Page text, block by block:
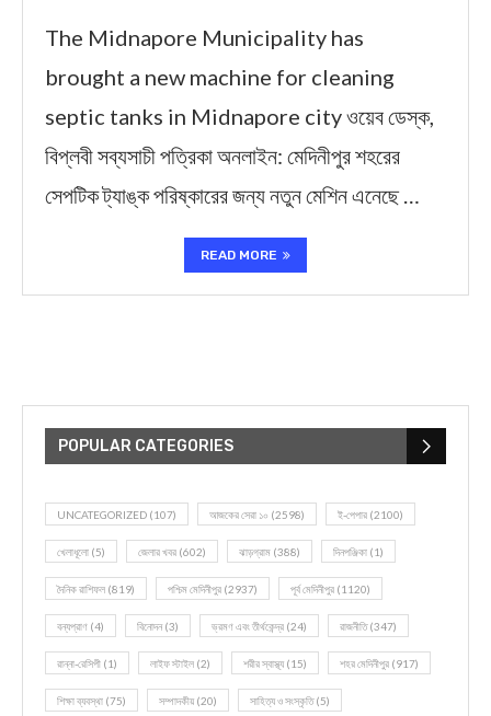
The Midnapore Municipality has
brought a new machine for cleaning
septic tanks in Midnapore city ওয়েব ডেস্ক,
বিপ্লবী সব্যসাচী পত্রিকা অনলাইন: মেদিনীপুর শহরের
সেপটিক ট্যাঙ্ক পরিষ্কারের জন্য নতুন মেশিন এনেছে …
READ MORE
POPULAR CATEGORIES
UNCATEGORIZED (107) আজকের সেরা ১০ (2598) ই-পেপার (2100)
খেলাধূলো (5) জেলার খবর (602) ঝাড়গ্রাম (388) দিনপঞ্জিকা (1)
দৈনিক রাশিফল (819) পশ্চিম মেদিনীপুর (2937) পূর্ব মেদিনীপুর (1120)
বন্যপ্রাণ (4) বিনোদন(3) ভ্রমণ এবং তীর্থকেন্দ্র (24) রাজনীতি(347)
রান্না-রেসিপী (1) লাইফ স্টাইল (2) শরীর স্বাস্থ্য (15) শহর মেদিনীপুর (917)
শিক্ষা ব্যবস্থা (75) সম্পাদকীয় (20) সাহিত্য ও সংস্কৃতি(5)